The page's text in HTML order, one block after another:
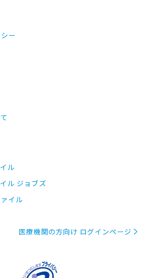
ー
ル
ル ジョブズ
イル
医療機関の方向け ログインページ